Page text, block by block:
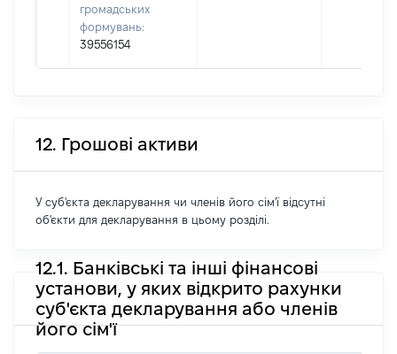
громадських
формувань:
39556154
12. Грошові активи
У суб'єкта декларування чи членів його сім'ї відсутні
об'єкти для декларування в цьому розділі.
12.1. Банківські та інші фінансові
установи, у яких відкрито рахунки
суб'єкта декларування або членів
його сім'ї